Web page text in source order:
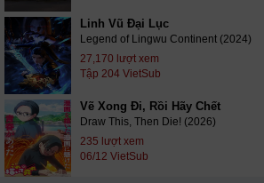
Linh Vũ Đại Lục
Legend of Lingwu Continent (2024)
27,170 lượt xem
Tập 204 VietSub
Vẽ Xong Đi, Rồi Hãy Chết
Draw This, Then Die! (2026)
235 lượt xem
06/12 VietSub